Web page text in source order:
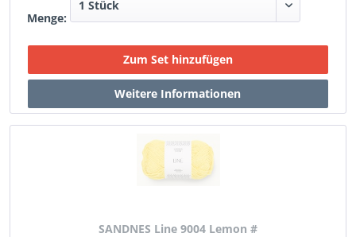
Menge:
SANDNES Line 9004 Lemon #